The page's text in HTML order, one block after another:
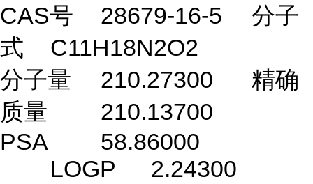
CAS号
28679-16-5
分子
式
C11H18N2O2
分子量
210.27300
精确
质量
210.13700
PSA
58.86000
LOGP
2.24300